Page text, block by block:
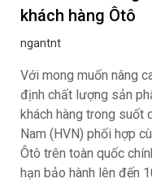
khách hàng Ôtô
ngantnt
Với mong muốn nâng
định chất lượng sản
khách hàng trong suốt
Nam (HVN) phối hợp
Ôtô trên toàn quốc
hạn bảo hành lên đến